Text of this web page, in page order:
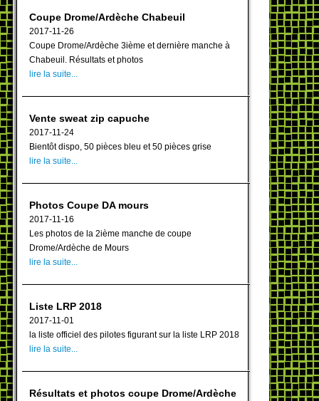
Coupe Drome/Ardèche Chabeuil
2017-11-26
Coupe Drome/Ardèche 3ième et dernière manche à
Chabeuil. Résultats et photos
lire la suite...
Vente sweat zip capuche
2017-11-24
Bientôt dispo, 50 pièces bleu et 50 pièces grise
lire la suite...
Photos Coupe DA mours
2017-11-16
Les photos de la 2ième manche de coupe
Drome/Ardèche de Mours
lire la suite...
Liste LRP 2018
2017-11-01
la liste officiel des pilotes figurant sur la liste LRP 2018
lire la suite...
Résultats et photos coupe Drome/Ardèche